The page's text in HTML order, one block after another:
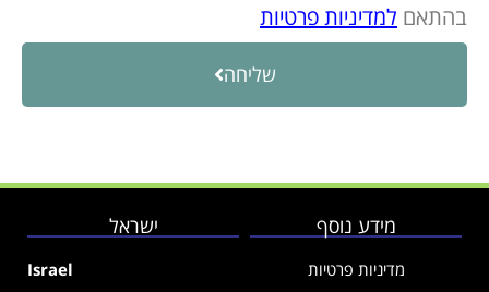
בהתאם למדיניות פרטיות
שליחה
מידע נוסף
מדיניות פרטיות
ישראל
Israel